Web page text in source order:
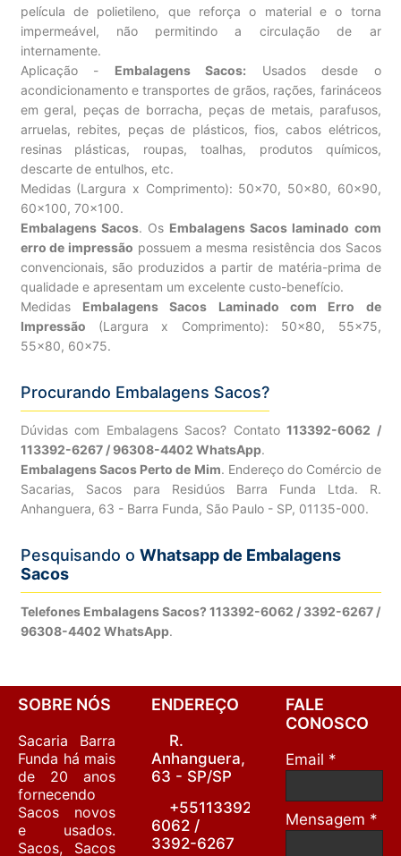
película de polietileno, que reforça o material e o torna
impermeável, não permitindo a circulação de ar
internamente.
Aplicação - Embalagens Sacos: Usados desde o
acondicionamento e transportes de grãos, rações, farináceos
em geral, peças de borracha, peças de metais, parafusos,
arruelas, rebites, peças de plásticos, fios, cabos elétricos,
resinas plásticas, roupas, toalhas, produtos químicos,
descarte de entulhos, etc.
Medidas (Largura x Comprimento): 50×70, 50×80, 60×90,
60×100, 70×100.
Embalagens Sacos. Os Embalagens Sacos laminado com
erro de impressão possuem a mesma resistência dos Sacos
convencionais, são produzidos a partir de matéria-prima de
qualidade e apresentam um excelente custo-benefício.
Medidas Embalagens Sacos Laminado com Erro de
Impressão (Largura x Comprimento): 50×80, 55×75,
55×80, 60×75.
Procurando Embalagens Sacos?
Dúvidas com Embalagens Sacos? Contato 113392-6062 /
113392-6267 / 96308-4402 WhatsApp.
Embalagens Sacos Perto de Mim. Endereço do Comércio de
Sacarias, Sacos para Residúos Barra Funda Ltda. R.
Anhanguera, 63 - Barra Funda, São Paulo - SP, 01135-000.
Pesquisando o Whatsapp de Embalagens
Sacos
Telefones Embalagens Sacos? 113392-6062 / 3392-6267 /
96308-4402 WhatsApp.
SOBRE NÓS
Sacaria Barra
Funda há mais
de 20 anos
fornecendo
Sacos novos
e usados.
Sacos, Sacos
ENDEREÇO
R.
Anhanguera,
63 - SP/SP
+55113392-
6062 /
3392-6267
FALE
CONOSCO
Email *
Mensagem *